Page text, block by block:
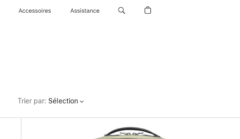
Accessoires Assistance
Trier par: Sélection